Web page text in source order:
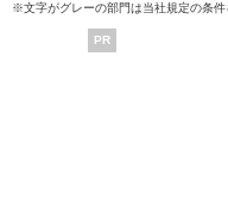
※文字がグレーの部門は当社規定の条件
PR